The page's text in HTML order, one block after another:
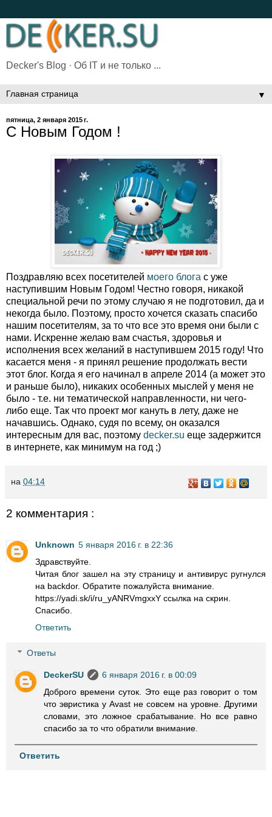
Decker's Blog · Об IT и не только ...
▼
пятница, 2 января 2015 г.
С Новым Годом !
Поздравляю всех посетителей моего блога с уже
наступившим Новым Годом! Честно говоря, никакой
специальной речи по этому случаю я не подготовил, да и
некогда было. Поэтому, просто хочется сказать спасибо
нашим посетителям, за то что все это время они были с
нами. Искренне желаю вам счастья, здоровья и
исполнения всех желаний в наступившем 2015 году! Что
касается меня - я принял решение продолжать вести
этот блог. Когда я его начинал в апреле 2014 (а может это
и раньше было), никаких особенных мыслей у меня не
было - т.е. ни тематической направленности, ни чего-
либо еще. Так что проект мог кануть в лету, даже не
начавшись. Однако, судя по всему, он оказался
интересным для вас, поэтому decker.su еще задержится
в интернете, как минимум на год ;)
на 04:14
2 комментария :
Unknown 5 января 2016 г. в 22:36
Здравствуйте.
Читая блог зашел на эту страницу и антивирус ругнулся
на backdor. Обратите пожалуйста внимание.
https://yadi.sk/i/ru_yANRVmgxxY ссылка на скрин.
Спасибо.
Ответить
Ответы
DeckerSU
6 января 2016 г. в 00:09
Доброго времени суток. Это еще раз говорит о том
что эвристика у Avast не совсем на уровне. Другими
словами, это ложное срабатывание. Но все равно
спасибо за то что обратили внимание.
Ответить